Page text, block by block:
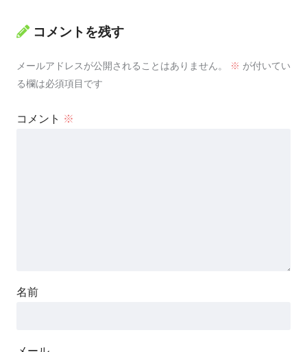
コメントを残す
メールアドレスが公開されることはありません。 ※ が付いてい
る欄は必須項目です
コメント ※
名前